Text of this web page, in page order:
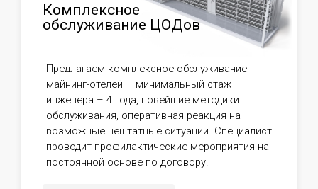
Комплексное
обслуживание ЦОДов
Предлагаем комплексное обслуживание
майнинг-отелей – минимальный стаж
инженера – 4 года, новейшие методики
обслуживания, оперативная реакция на
возможные нештатные ситуации. Специалист
проводит профилактические мероприятия на
постоянной основе по договору.